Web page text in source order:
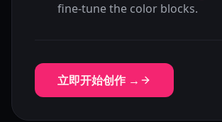
fine-tune the color blocks.
立即开始创作 →